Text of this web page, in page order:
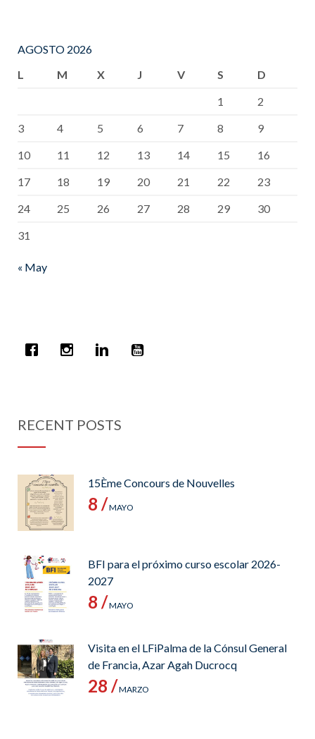
AGOSTO 2026
L
M X J V S
D
1
2
3
4 5 6 7 8
9
10
11 12 13 14 15
16
17
18 19 20 21 22
23
24
25 26 27 28 29
30
31
« May
RECENT POSTS
15Ème Concours de Nouvelles
8 /MAYO
BFI para el próximo curso escolar 2026-
2027
8 /MAYO
Visita en el LFiPalma de la Cónsul General
de Francia, Azar Agah Ducrocq
28 /MARZO